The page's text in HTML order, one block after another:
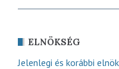
ELNÖKSÉG
Jelenlegi és korábbi